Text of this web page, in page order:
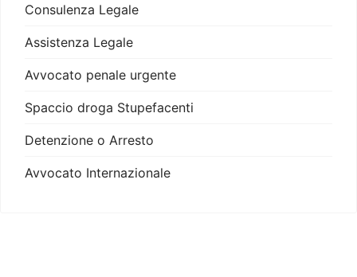
Consulenza Legale
Assistenza Legale
Avvocato penale urgente
Spaccio droga Stupefacenti
Detenzione o Arresto
Avvocato Internazionale